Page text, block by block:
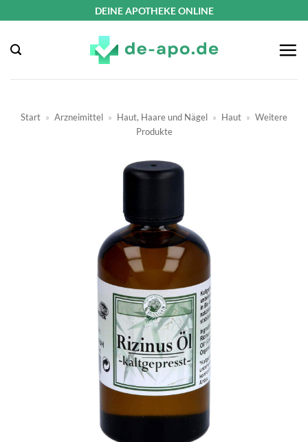
springen
DEINE APOTHEKE ONLINE
Start » Arzneimittel » Haut, Haare und Nägel » Haut » Weitere
Produkte